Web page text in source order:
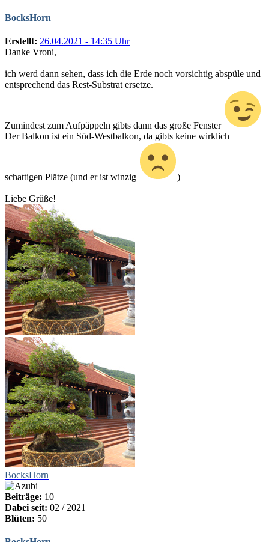
BocksHorn
Erstellt: 26.04.2021 - 14:35 Uhr
Danke Vroni,
ich werd dann sehen, dass ich die Erde noch vorsichtig abspüle und
entsprechend das Rest-Substrat ersetze.
Zumindest zum Aufpäppeln gibts dann das große Fenster
Der Balkon ist ein Süd-Westbalkon, da gibts keine wirklich
schattigen Plätze (und er ist winzig )
Liebe Grüße!
BocksHorn
Beiträge: 10
Dabei seit: 02 / 2021
Blüten: 50